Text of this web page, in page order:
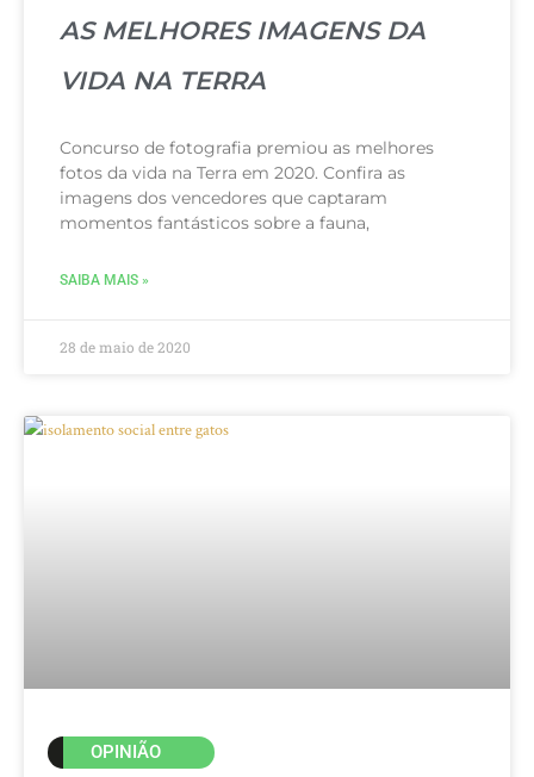
AS MELHORES IMAGENS DA
VIDA NA TERRA
Concurso de fotografia premiou as melhores
fotos da vida na Terra em 2020. Confira as
imagens dos vencedores que captaram
momentos fantásticos sobre a fauna,
SAIBA MAIS »
28 de maio de 2020
OPINIÃO